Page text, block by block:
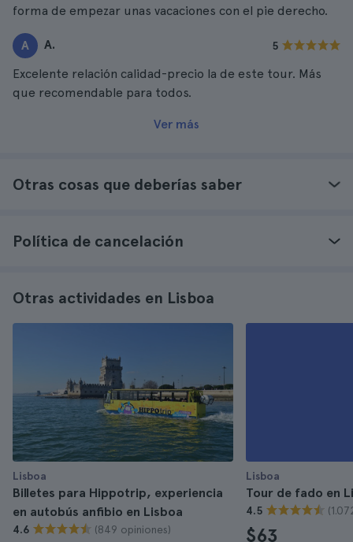
forma de empezar unas vacaciones con el pie derecho.
A A. 5
Excelente relación calidad-precio la de este tour. Más
que recomendable para todos.
Ver más
Otras cosas que deberías saber
Política de cancelación
Otras actividades en Lisboa
Lisboa
Billetes para Hippotrip, experiencia
en autobús anfibio en Lisboa
4.6 (849 opiniones)
Lisboa
Tour de fado en
4.5
$63